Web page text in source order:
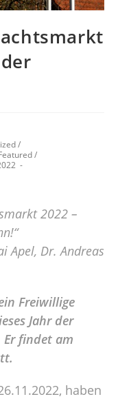
/
/
2022 –
Apel, Dr. Andreas
Freiwillige
Jahr der
findet am
haben